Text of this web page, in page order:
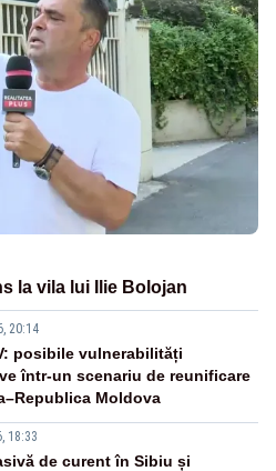
la vila lui Ilie Bolojan
20:14
posibile vulnerabilități
într-un scenariu de reunificare
Moldova
18:33
de curent în Sibiu și